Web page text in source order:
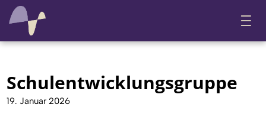
Schulentwicklungsgruppe
19. Januar 2026